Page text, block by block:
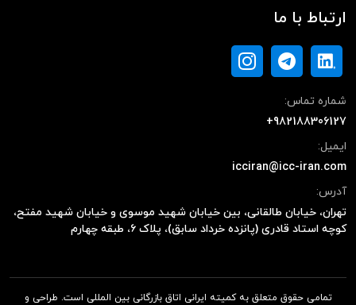
ارتباط با ما
شماره تماس:
+982188306127
ایمیل:
icciran@icc-iran.com
آدرس:
تهران، خیابان طالقانی، بین خیابان شهید موسوی و خیابان شهید مفتح،
کوچه استاد قادری (پانزده خرداد سابق)، پلاک ۶، طبقه چهارم
تمامی حقوق متعلق به کمیته ایرانی اتاق بازرگانی بین المللی است. طراحی و